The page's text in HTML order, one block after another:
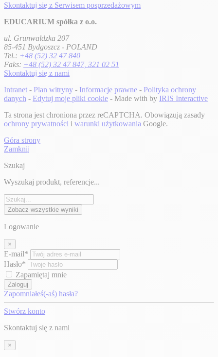
Skontaktuj się z Serwisem posprzedażowym
EDUCARIUM spółka z o.o.
ul. Grunwaldzka 207
85-451 Bydgoszcz - POLAND
Tel.: +48 (52) 32 47 840
Faks: +48 (52) 32 47 847, 321 02 51
Skontaktuj się z nami
Intranet - Plan witryny - Informacje prawne - Polityka ochrony
danych - Edytuj moje pliki cookie - Made with by IRIS Interactive
Ta strona jest chroniona przez reCAPTCHA. Obowiązują zasady
ochrony prywatności i warunki użytkowania Google.
Góra strony
Zamknij
Szukaj
Wyszukaj produkt, referencje...
Zobacz wszystkie wyniki
Logowanie
×
E-mail*
Hasło*
Zapamiętaj mnie
Zaloguj
Zapomniałeś(-aś) hasła?
Stwórz konto
Skontaktuj się z nami
×